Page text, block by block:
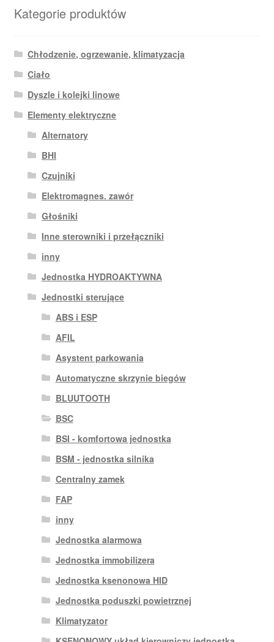
Kategorie produktów
Chłodzenie, ogrzewanie, klimatyzacja
Ciało
Dyszle i kolejki linowe
Elementy elektryczne
Alternatory
BHI
Czujniki
Elektromagnes. zawór
Głośniki
Inne sterowniki i przełączniki
inny
Jednostka HYDROAKTYWNA
Jednostki sterujące
ABS i ESP
AFIL
Asystent parkowania
Automatyczne skrzynie biegów
BLUUTOOTH
BSC
BSI - komfortowa jednostka
BSM - jednostka silnika
Centralny zamek
FAP
inny
Jednostka alarmowa
Jednostka immobilizera
Jednostka ksenonowa HID
Jednostka poduszki powietrznej
Klimatyzator